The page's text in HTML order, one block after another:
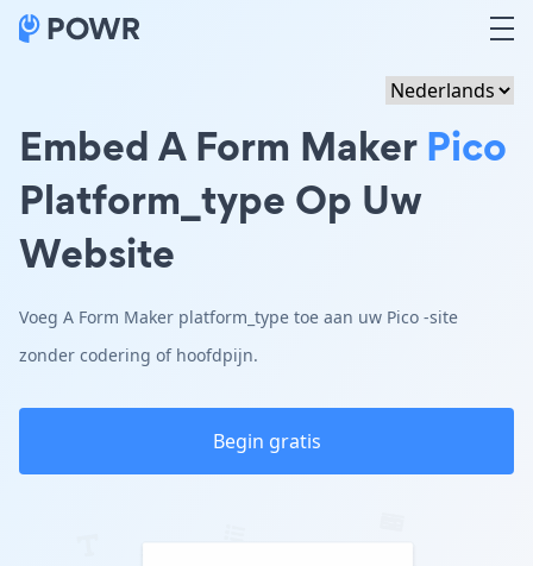
Embed A Form MakerPico
Platform_type Op Uw
Website
Voeg A Form Maker platform_type toe aan uw Pico -site
zonder codering of hoofdpijn.
Begin gratis